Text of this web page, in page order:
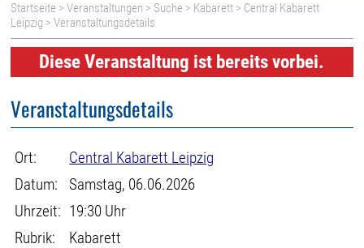
Startseite >Veranstaltungen > Suche > Kabarett > Central Kabarett
Leipzig > Veranstaltungsdetails
Diese Veranstaltung ist bereits vorbei.
Veranstaltungsdetails
Ort:
Central Kabarett Leipzig
Datum:
Samstag, 06.06.2026
Uhrzeit: 19:30 Uhr
Rubrik:
Kabarett